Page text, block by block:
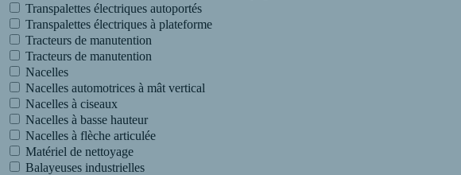
Transpalettes électriques autoportés
Transpalettes électriques à plateforme
Tracteurs de manutention
Tracteurs de manutention
Nacelles
Nacelles automotrices à mât vertical
Nacelles à ciseaux
Nacelles à basse hauteur
Nacelles à flèche articulée
Matériel de nettoyage
Balayeuses industrielles